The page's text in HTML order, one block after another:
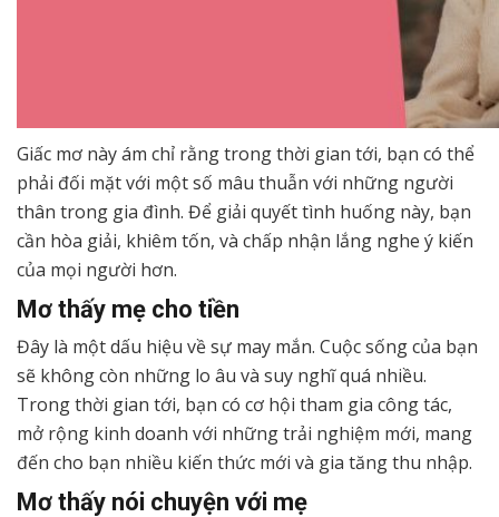
Giấc mơ này ám chỉ rằng trong thời gian tới, bạn có thể
phải đối mặt với một số mâu thuẫn với những người
thân trong gia đình. Để giải quyết tình huống này, bạn
cần hòa giải, khiêm tốn, và chấp nhận lắng nghe ý kiến
của mọi người hơn.
Mơ thấy mẹ cho tiền
Đây là một dấu hiệu về sự may mắn. Cuộc sống của bạn
sẽ không còn những lo âu và suy nghĩ quá nhiều.
Trong thời gian tới, bạn có cơ hội tham gia công tác,
mở rộng kinh doanh với những trải nghiệm mới, mang
đến cho bạn nhiều kiến thức mới và gia tăng thu nhập.
Mơ thấy nói chuyện với mẹ